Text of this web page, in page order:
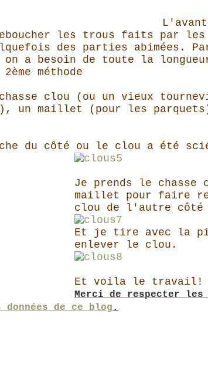
les trous faits par les
des parties abimées.
on a besoin de toute la
méthode
clou (ou un vieux
un maillet (pour les
du côté ou le clou a été
Je prends le
maillet pour faire
clou de l'autre côté
Et je tire avec la
enlever le clou.
Et voila le travail!
Merci de respecter les
de ce blog .